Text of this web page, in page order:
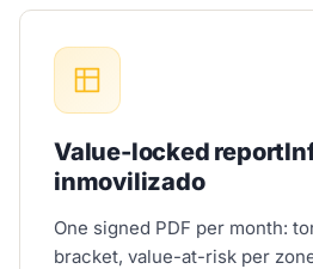
Value-locked report
inmovilizado
One signed PDF per month:
bracket, value-at-risk per